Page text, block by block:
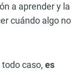
a aprender y la
cuándo algo no
caso, es